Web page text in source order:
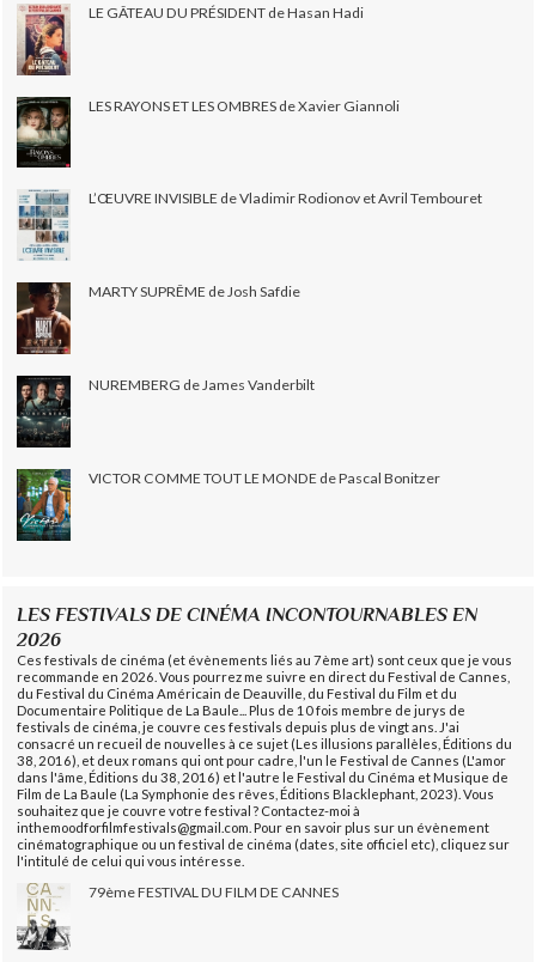
LE GÂTEAU DU PRÉSIDENT de Hasan Hadi
LES RAYONS ET LES OMBRES de Xavier Giannoli
L’ŒUVRE INVISIBLE de Vladimir Rodionov et Avril Tembouret
MARTY SUPRÊME de Josh Safdie
NUREMBERG de James Vanderbilt
VICTOR COMME TOUT LE MONDE de Pascal Bonitzer
LES FESTIVALS DE CINÉMA INCONTOURNABLES EN
2026
Ces festivals de cinéma (et évènements liés au 7ème art) sont ceux que je vous
recommande en 2026. Vous pourrez me suivre en direct du Festival de Cannes,
du Festival du Cinéma Américain de Deauville, du Festival du Film et du
Documentaire Politique de La Baule... Plus de 10 fois membre de jurys de
festivals de cinéma, je couvre ces festivals depuis plus de vingt ans. J'ai
consacré un recueil de nouvelles à ce sujet (Les illusions parallèles, Éditions du
38, 2016), et deux romans qui ont pour cadre, l'un le Festival de Cannes (L'amor
dans l'âme, Éditions du 38, 2016) et l'autre le Festival du Cinéma et Musique de
Film de La Baule (La Symphonie des rêves, Éditions Blacklephant, 2023). Vous
souhaitez que je couvre votre festival ? Contactez-moi à
inthemoodforfilmfestivals@gmail.com. Pour en savoir plus sur un évènement
cinématographique ou un festival de cinéma (dates, site officiel etc), cliquez sur
l'intitulé de celui qui vous intéresse.
79ème FESTIVAL DU FILM DE CANNES